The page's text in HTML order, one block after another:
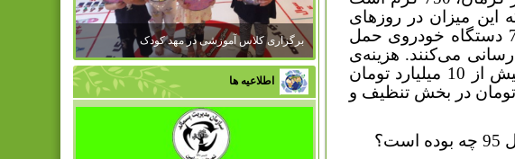
که این میزان در روزهای
پایانی سال تا سه برابر هم افزایش پیدا می‌کند. 74 دستگاه خودروی حمل
می‌کنند. هزینه‌ی
جمع‌آوری هر کیلو زباله 80 تومان است و سالانه بیش از 10 میلیارد تومان
و دفن زباله، و 12 میلیارد تومان در بخش تنظیف و
برگزاری کلاس آموزشی در مهد کودک
اطلاعیه ها